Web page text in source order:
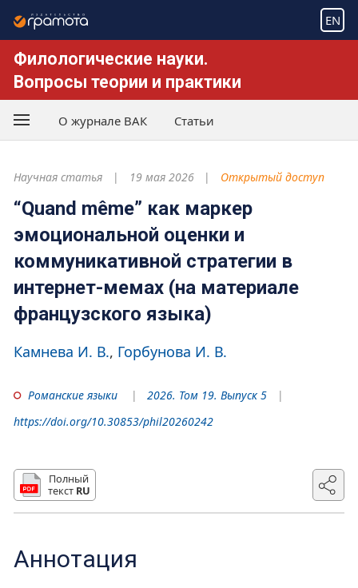
EN
Филологические науки.
Вопросы теории и практики
О журнале ВАК Статьи
Научная статья 19 мая 2026 Открытый доступ
“Quand même” как маркер
эмоциональной оценки и
коммуникативной стратегии в
интернет-мемах (на материале
французского языка)
Камнева И. В. Горбунова И. В.
Романские языки
2026. Том 19. Выпуск 5
https://doi.org/10.30853/phil20260242
Полный
текст RU
Аннотация